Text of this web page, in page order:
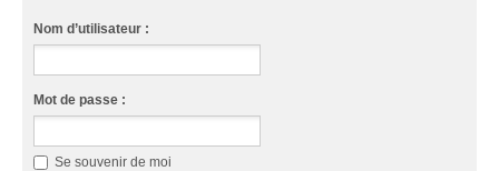
Nom d’utilisateur :
Mot de passe :
Se souvenir de moi